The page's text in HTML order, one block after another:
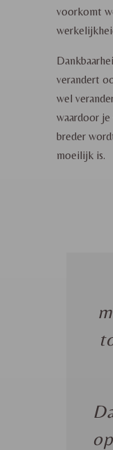
voorkomt
verandert
wel
waardoor
breder
moeilijk is.